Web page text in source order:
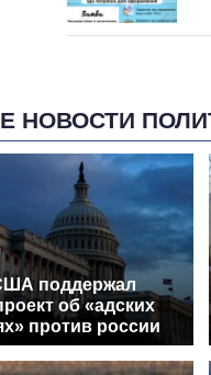
НОВОСТИ
поддержал
об «адских
против россии